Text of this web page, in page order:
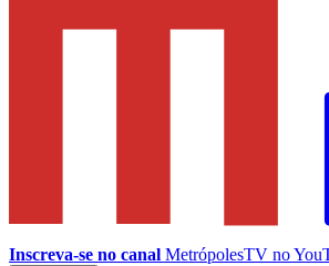
Inscreva-se no canal MetrópolesTV no